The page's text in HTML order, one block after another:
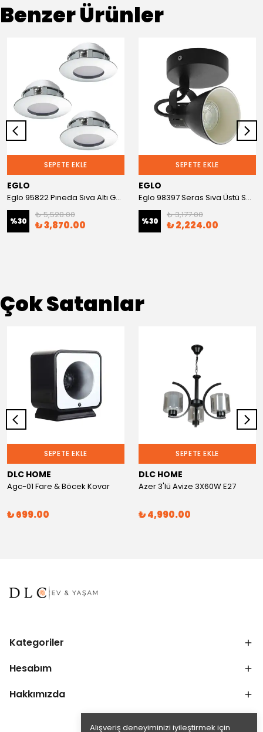
Alışveriş deneyiminizi iyileştirmek için
Benzer Ürünler
SEPETE EKLE
EGLO
Eglo 95822 Pıneda Sıva Altı Gömme Spot
%30
₺ 5,528.00
₺ 3,870.00
SEPETE EKLE
EGLO
Eglo 98397 Seras Sıva Üstü Spot
%30
₺ 3,177.00
₺ 2,224.00
Çok Satanlar
SEPETE EKLE
DLC HOME
Agc-01 Fare & Böcek Kovar
₺ 699.00
SEPETE EKLE
DLC HOME
Azer 3'lü Avize 3X60W E27
₺ 4,990.00
Kategoriler
Hesabım
Hakkımızda